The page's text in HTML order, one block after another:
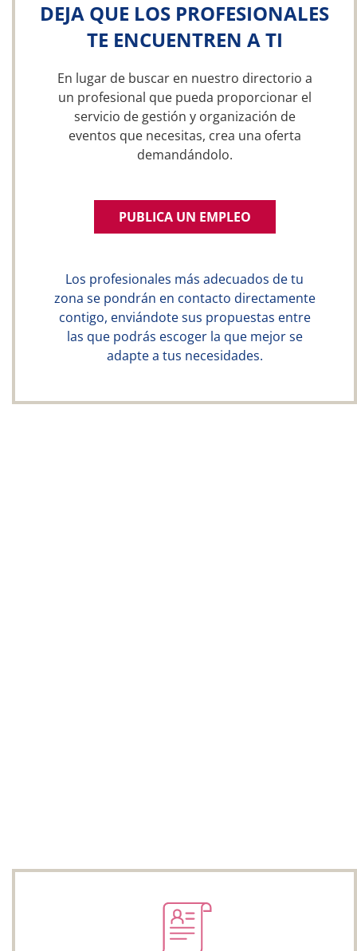
DEJA QUE LOS PROFESIONALES
TE ENCUENTREN A TI
En lugar de buscar en nuestro directorio a
un profesional que pueda proporcionar el
servicio de gestión y organización de
eventos que necesitas, crea una oferta
demandándolo.
PUBLICA UN EMPLEO
Los profesionales más adecuados de tu
zona se pondrán en contacto directamente
contigo, enviándote sus propuestas entre
las que podrás escoger la que mejor se
adapte a tus necesidades.